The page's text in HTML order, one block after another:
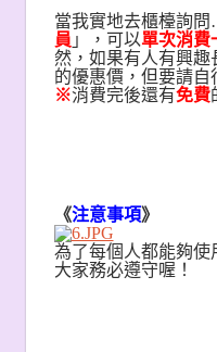
當我實地去櫃檯詢
員 」，可以單次消費
然，如果有人有興趣
的優惠價，但要請自
※消費完後還有免費
《注意事項》
為了每個人都能夠使
大家務必遵守喔！